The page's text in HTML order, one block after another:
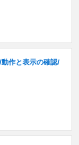
作と表示の確認/